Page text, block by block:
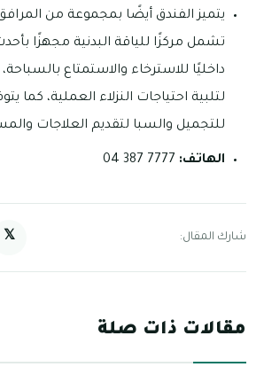
يتميز الفندق أيضًا بمجموعة من
تشمل مركزًا للياقة البدنية مجهزًا
داخليًا للاسترخاء والاستمتاع
لتلبية احتياجات النزلاء العملية، كما
للتجميل والسبا لتقديم العلاجات
الهاتف:
شارك المقال: 𝕏
مقالات ذات صلة